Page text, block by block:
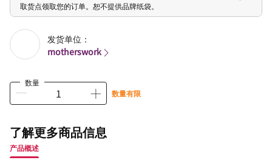
取货点领取您的订单。恕不提供品牌纸袋。
发货单位：
motherswork
数量
数量有限
了解更多商品信息
产品概述